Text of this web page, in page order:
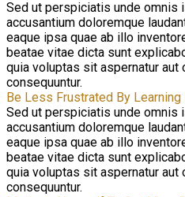
Sed ut perspiciatis unde omnis
accusantium doloremque
eaque ipsa quae ab illo
beatae vitae dicta sunt
quia voluptas sit aspernatur
consequuntur.
Be Less Frustrated By
Sed ut perspiciatis unde omnis
accusantium doloremque
eaque ipsa quae ab illo
beatae vitae dicta sunt
quia voluptas sit aspernatur
consequuntur.